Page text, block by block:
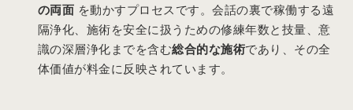
の両面 を動かすプロセスです。会話の裏で稼働する遠
隔浄化、施術を安全に扱うための修練年数と技量、意
識の深層浄化までを含む総合的な施術であり、その全
体価値が料金に反映されています。